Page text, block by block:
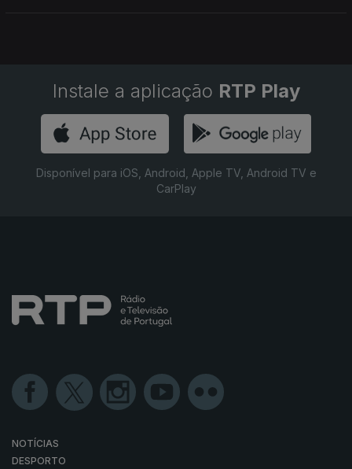
Instale a aplicação RTP Play
Disponível para iOS, Android, Apple TV, Android TV e
CarPlay
NOTÍCIAS
DESPORTO